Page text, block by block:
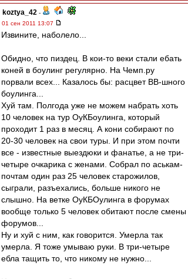
koztya_42 -
01 сен 2011 13:07
Извините, наболело...
Обидно, что пиздец. В кои-то веки стали ебать
коней в боулинг регулярно. На Чемп.ру
порвали всех... Казалось бы: расцвет ВВ-шного
боулинга...
Хуй там. Полгода уже не можем набрать хоть
10 человек на тур ОуКБоулинга, который
проходит 1 раз в месяц. А кони собирают по
20-30 человек на свои туры. И при этом почти
все - известные выездюки и фанатье, а не три-
четыре очкарика с женами. Собрал по аськам-
почтам один раз 25 человек старожилов,
сыграли, разъехались, больше никого не
слышно. На ветке ОуКБОулинга в форумах
вообще только 5 человек обитают после смены
форумов...
Ну и хуй с ним, как говорится. Умерла так
умерла. Я тоже умываю руки. В три-четыре
ебла тащить то, что никому не нужно...